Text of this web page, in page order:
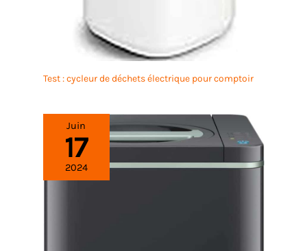
Test : cycleur de déchets électrique pour comptoir
Juin
17
2024